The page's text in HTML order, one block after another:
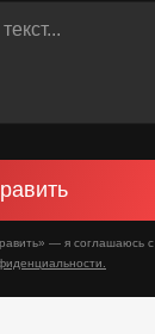
— я соглашаюсь с